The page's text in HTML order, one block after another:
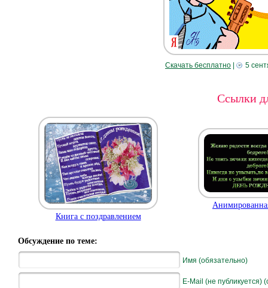
Скачать бесплатно 5
Ссылки
Книга с поздравлением
Обсуждение по теме:
Имя (обязательно)
E-Mail (не публикуется)